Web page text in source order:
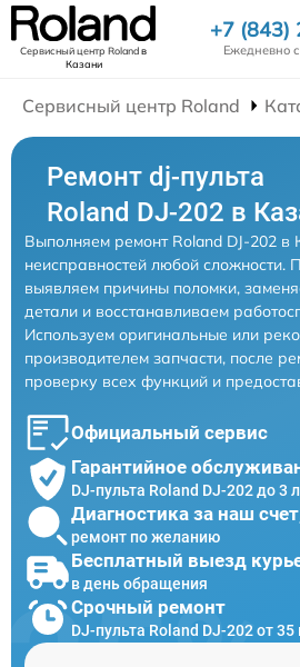
Сервисный центр Rolandв
Казани
+7 (843)
Ежедневно
Сервисный центр Roland
Ремонт dj-пульта
Roland DJ-202 в
Выполняем ремонт Roland DJ-202 в
неисправностей любой сложности.
выявляем причины поломки,
детали и восстанавливаем
Используем оригинальные или
производителем запчасти, после
проверку всех функций и
Официальный сервис
Гарантийное
DJ-пульта Roland DJ-202 до 3
Диагностика за наш
ремонт по желанию
Бесплатный выезд
в день обращения
Срочный ремонт
DJ-пульта Roland DJ-202 от